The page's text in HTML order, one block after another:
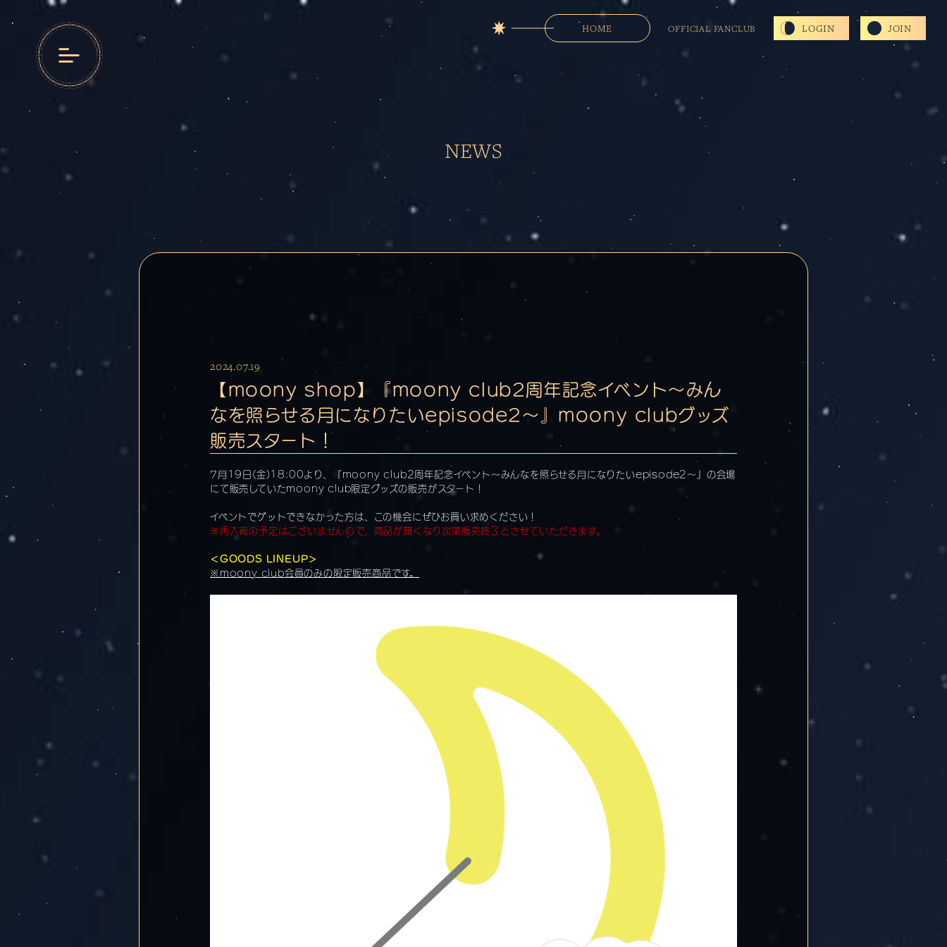
HOME OFFICIAL FANCLUB LOGIN JOIN
NEWS
2024.07.19
【moony shop】『moony club2周年記念イベント〜みん
なを照らせる月になりたいepisode2〜』moony clubグッズ
販売スタート！
7月19日(金)18:00より、『moony club2周年記念イベント〜みんなを照らせる月になりたいepisode2〜』の会場
にて販売していたmoony club限定グッズの販売がスタート！
イベントでゲットできなかった方は、この機会にぜひお買い求めください！
※再入荷の予定はございませんので、商品が無くなり次第販売終了とさせていただきます。
＜GOODS LINEUP＞
※moony club会員のみの限定販売商品です。